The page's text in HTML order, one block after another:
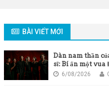
BÀI VIẾT MỚI
Dàn nam thần
sĩ: Bí ẩn một vua
giọng trong bài
6/08/2026